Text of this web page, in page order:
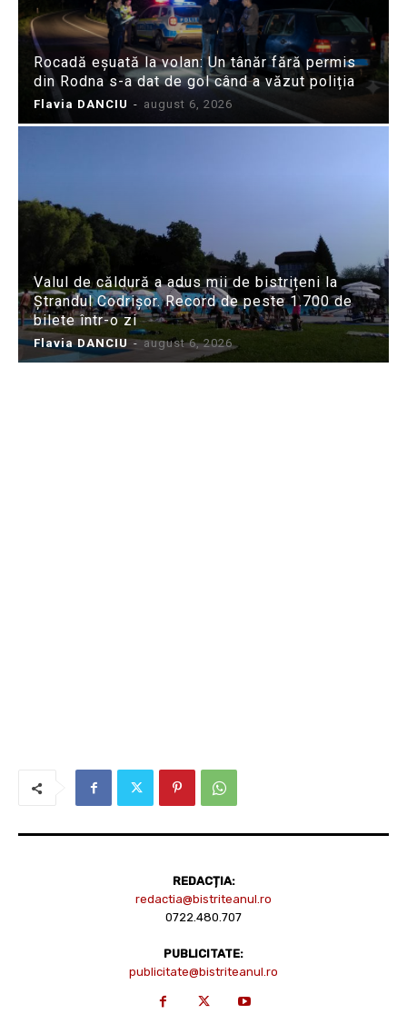
Rocadă eșuată la volan: Un tânăr fără permis
din Rodna s-a dat de gol când a văzut poliția
Flavia DANCIU - august 6, 2026
Valul de căldură a adus mii de bistrițeni la
Ștrandul Codrișor. Record de peste 1.700 de
bilete într-o zi
Flavia DANCIU - august 6, 2026
REDACȚIA:
redactia@bistriteanul.ro
0722.480.707
PUBLICITATE:
publicitate@bistriteanul.ro